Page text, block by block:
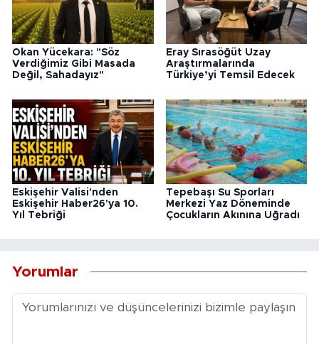
Okan Yücekara: "Söz
Verdiğimiz Gibi Masada
Değil, Sahadayız"
Eray Sırasöğüt Uzay
Araştırmalarında
Türkiye’yi Temsil Edecek
Eskişehir Valisi'nden
Eskişehir Haber26'ya 10.
Yıl Tebriği
Tepebaşı Su Sporları
Merkezi Yaz Döneminde
Çocukların Akınına Uğradı
Yorumlar